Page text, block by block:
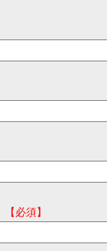
【必須】